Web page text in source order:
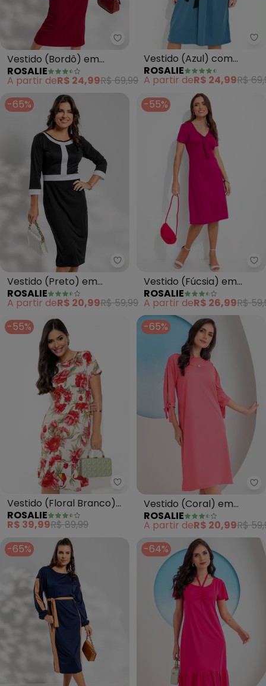
Rosalie - Vestido (Bordô) em
Vestido (Bordô) em
Canelado
ROSALIE
A partir deR$ 24,99R$ 69,99
Vestido (Azul) com
Amarração
ROSALIE
A partir deR$ 24,99R$
-65%
Rosalie - Vestido (Preto) em
Vestido (Preto) em
Malha
ROSALIE
A partir deR$ 20,99R$ 59,99
-55%
Vestido (Fúcsia) em
Malha
ROSALIE
A partir deR$ 26,99R$
-55%
Rosalie - Vestido (Floral
Vestido (Floral Branco)
com Babado
ROSALIE
R$ 39,99R$ 89,99
-65%
Vestido (Coral) em
Malha
ROSALIE
A partir deR$ 20,99R$
-65%
-64%